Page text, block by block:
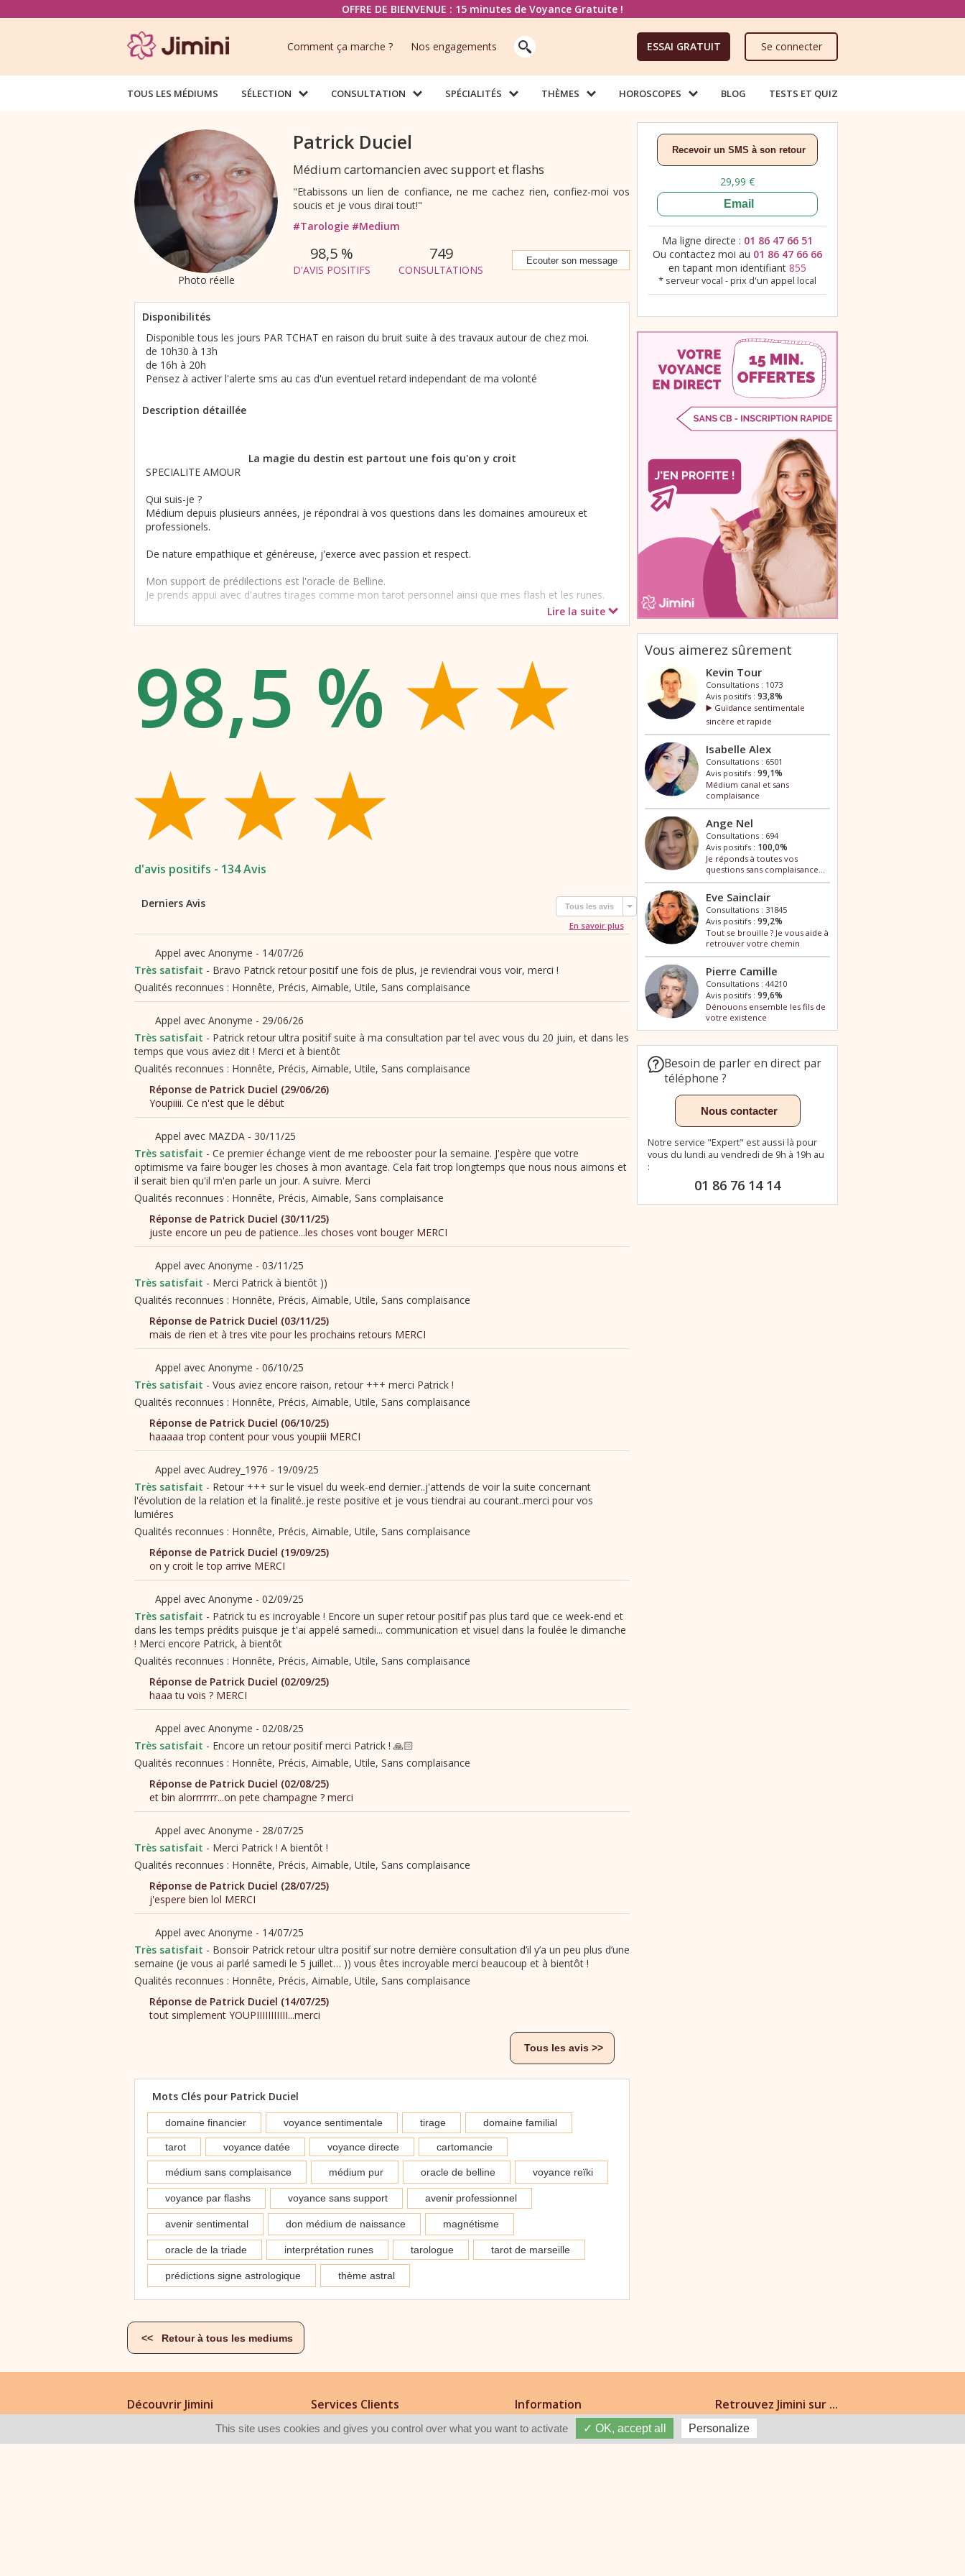
OFFRE DE BIENVENUE : 15 minutes de Voyance Gratuite !
Comment ça marche ? Nos engagements Se connecter
ESSAI GRATUIT
TOUS LES MÉDIUMS SÉLECTION CONSULTATION SPÉCIALITÉS THÈMES HOROSCOPES BLOG TESTS ET QUIZ
Photo réelle
Patrick Duciel
Médium cartomancien avec support et flashs
"Etabissons un lien de confiance, ne me cachez rien, confiez-moi vos
soucis et je vous dirai tout!"
#Tarologie #Medium
98,5 %
D'AVIS POSITIFS
749
CONSULTATIONS
Disponibilités
Disponible tous les jours PAR TCHAT en raison du bruit suite à des travaux autour de chez moi.
de 10h30 à 13h
de 16h à 20h
Pensez à activer l'alerte sms au cas d'un eventuel retard independant de ma volonté
Description détaillée
La magie du destin est partout une fois qu'on y croit
SPECIALITE AMOUR
Qui suis-je ?
Médium depuis plusieurs années, je répondrai à vos questions dans les domaines amoureux et
professionels.
De nature empathique et généreuse, j'exerce avec passion et respect.
Mon support de prédilections est l'oracle de Belline.
Je prends appui avec d'autres tirages comme mon tarot personnel ainsi que mes flash et les runes.
Une chose est sure c’est que si je vois votre finalité elle arrivera !
En ce qui concerne le facteur temps, il est très difficile à quantifier, mais je vous guiderai au mieux.
Par respect de la vie privée et par respect envers autrui, je ne pratique pas de travaux occultes.
Je suis et serai toujours là pour vous dans l'amour et la lumière.
PS : NE BAISSEZ JAMAIS LES BRAS
Lire la suite
98,5 %
d'avis positifs - 134 Avis
Derniers Avis Tous les avis
En savoir plus
Bravo Patrick retour positif une fois de plus, je reviendrai vous voir, merci !
Patrick retour ultra positif suite à ma consultation par tel avec vous du 20 juin, et dans les
temps que vous aviez dit ! Merci et à bientôt
Ce premier échange vient de me rebooster pour la semaine. J'espère que votre
optimisme va faire bouger les choses à mon avantage. Cela fait trop longtemps que nous nous aimons et
il serait bien qu'il m'en parle un jour. A suivre. Merci
Merci Patrick à bientôt ))
Vous aviez encore raison, retour +++ merci Patrick !
Retour +++ sur le visuel du week-end dernier..j'attends de voir la suite concernant
l'évolution de la relation et la finalité..je reste positive et je vous tiendrai au courant..merci pour vos
lumiéres
Patrick tu es incroyable ! Encore un super retour positif pas plus tard que ce week-end et
dans les temps prédits puisque je t'ai appelé samedi... communication et visuel dans la foulée le dimanche
! Merci encore Patrick, à bientôt
Encore un retour positif merci Patrick ! 🙏🏻
Merci Patrick ! A bientôt !
Bonsoir Patrick retour ultra positif sur notre dernière consultation d’il y’a un peu plus d’une
semaine (je vous ai parlé samedi le 5 juillet… )) vous êtes incroyable merci beaucoup et à bientôt !
Mots Clés pour Patrick Duciel
Ma ligne directe : 01 86 47 66 51
Ou contactez moi au 01 86 47 66 66
en tapant mon identifiant 855
* serveur vocal - prix d'un appel local
Vous aimerez sûrement
Besoin de parler en direct par
téléphone ?
Notre service "Expert" est aussi là pour
vous du lundi au vendredi de 9h à 19h au
:
01 86 76 14 14
Découvrir Jimini
Nos engagements
Services Clients
FAQ Utilisateurs
Nous contacter
Information
Politique de Confidentialité
Informations légales
Retrouvez Jimini sur ...
Facebook
Instagram
This site uses cookies and gives you control over what you want to activate ✓ OK, accept all Personalize